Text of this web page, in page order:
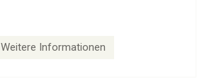
Weitere Informationen